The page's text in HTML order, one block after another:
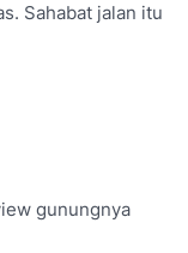
Sahabat jalan itu
gunungnya